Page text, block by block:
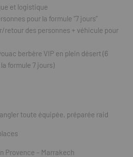
et logistique
pour la formule “7 jours”
retour des personnes + véhicule pour
berbère VIP en plein désert (6
formule 7 jours)
toute équipée, préparée raid
Provence – Marrakech